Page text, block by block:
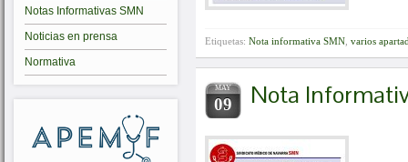
Notas Informativas SMN
Noticias en prensa
Normativa
Etiquetas: Nota informativa SMN varios
MAY
09 Nota